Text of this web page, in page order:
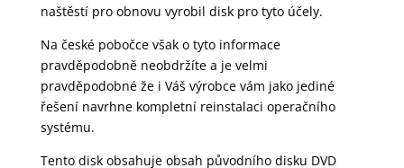
naštěstí pro obnovu vyrobil disk pro tyto účely.
Na české pobočce však o tyto informace
pravděpodobně neobdržíte a je velmi
pravděpodobné že i Váš výrobce vám jako jediné
řešení navrhne kompletní reinstalaci operačního
systému.
Tento disk obsahuje obsah původního disku DVD